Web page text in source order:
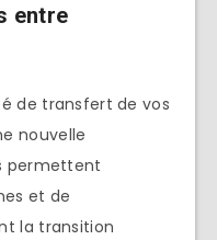
entre
de transfert de vos
nouvelle
permettent
et de
la transition